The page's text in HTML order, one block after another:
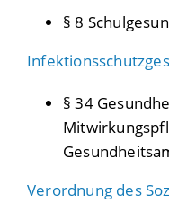
§ 8
§ 34
Verordnung des